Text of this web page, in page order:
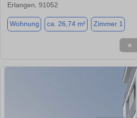
Erlangen, 91052
Wohnung ca. 26,74 m² Zimmer 1
★